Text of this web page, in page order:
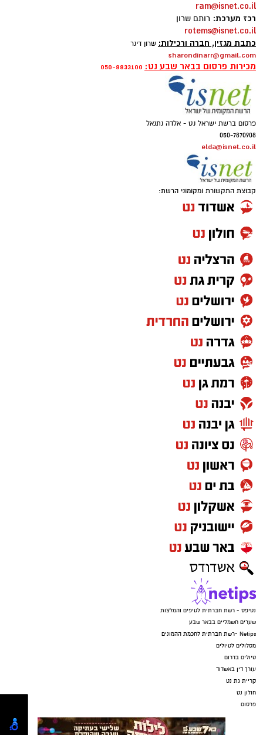
ram@isnet.co.il
רכז מערכת: רותם שרון
rotems@isnet.co.il
כתבת מגזין, חברה ורכילות: שרון דינר
sharondinarr@gmail.com
מכירות פרסום בבאר שבע נט: 050-8833100
פרסום ברשת ישראל נט - אלדה נתנאל
050-7870908
elda@isnet.co.il
קבוצת התקשורת ומקומוני הרשת:
נטיפס - רשת חברתית לטיפים והמלצות
שערים חשמליים בבאר שבע
Netips -רשת חברתית לחכמת ההמונים
מסלולים לטיולים
טיולים בדרום
עורך דין באשדוד
קריית גת נט
חולון נט
פרסום